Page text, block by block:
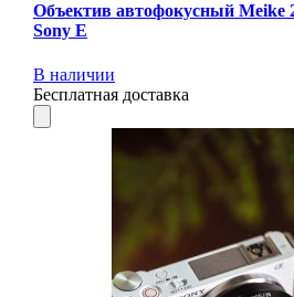
Объектив автофокусный Meike
Sony E
В наличии
Бесплатная доставка